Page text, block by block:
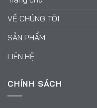
VỀ CHÚNG TÔI
SẢN PHẨM
LIÊN HỆ
CHÍNH SÁCH